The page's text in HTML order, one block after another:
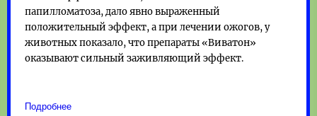
папилломатоза, дало явно выраженный
положительный эффект, а при лечении ожогов, у
животных показало, что препараты «Виватон»
оказывают сильный заживляющий эффект.
Подробнее